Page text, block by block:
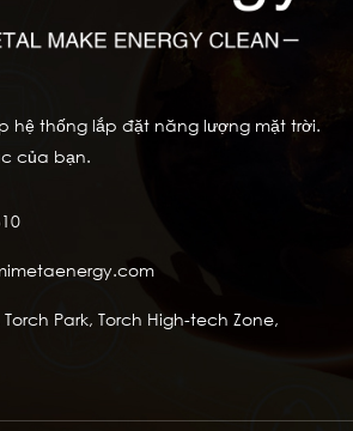
hệ thống lắp đặt năng lượng mặt trời.
của bạn.
Park, Torch High-tech Zone,